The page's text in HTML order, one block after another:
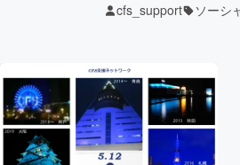
テクノロジー・ガジェット
映像・映画
cfs_support ソーシ